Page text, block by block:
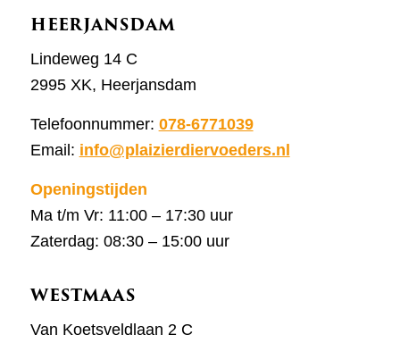
HEERJANSDAM
Lindeweg 14 C
2995 XK, Heerjansdam
Telefoonnummer: 078-6771039
Email: info@plaizierdiervoeders.nl
Openingstijden
Ma t/m Vr: 11:00 – 17:30 uur
Zaterdag: 08:30 – 15:00 uur
WESTMAAS
Van Koetsveldlaan 2 C